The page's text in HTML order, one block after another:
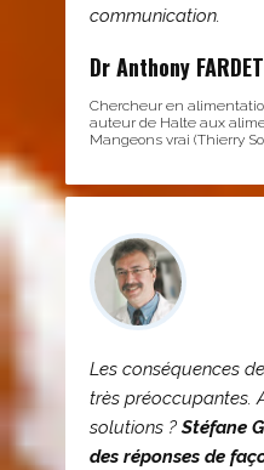
communication.
Dr Anthony FARDET
Chercheur en
auteur de Halte aux
Mangeons vrai (Thierry
Les conséquences
très préoccupantes.
solutions ?Stéfane
des réponses de